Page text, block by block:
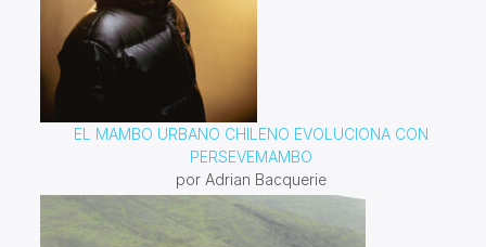
EL MAMBO URBANO CHILENO EVOLUCIONA CON
PERSEVEMAMBO
por Adrian Bacquerie